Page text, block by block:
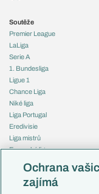
Soutěže
Premier League
LaLiga
Serie A
1. Bundesliga
Ligue 1
Chance Liga
Niké liga
Liga Portugal
Eredivisie
Liga mistrů
Evropská liga
Mistrovství světa
Liga národů
Ochrana
zajímá